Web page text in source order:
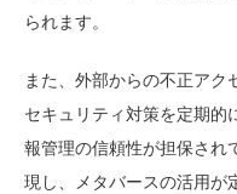
られます。
また、外部からの不正アク
セキュリティ対策を定期的
報管理の信頼性が担保され
現し、メタバースの活用が